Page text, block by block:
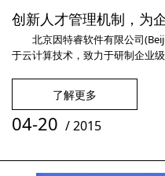
创新人才管理机制，为
北京因特睿软件有限公司
于云计算技术，致力于研制企业
多时间里，因特睿创造了成功神
日，记者有幸采访到因特睿公司
末。 记者：姚董事，您好!非常
了解更多
04-20 /2015